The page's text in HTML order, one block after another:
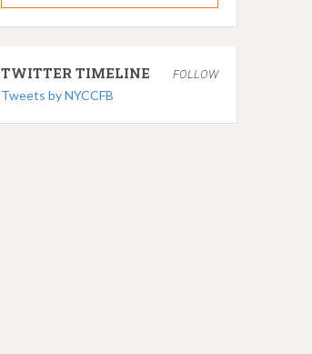
TWITTER TIMELINE FOLLOW
Tweets by NYCCFB